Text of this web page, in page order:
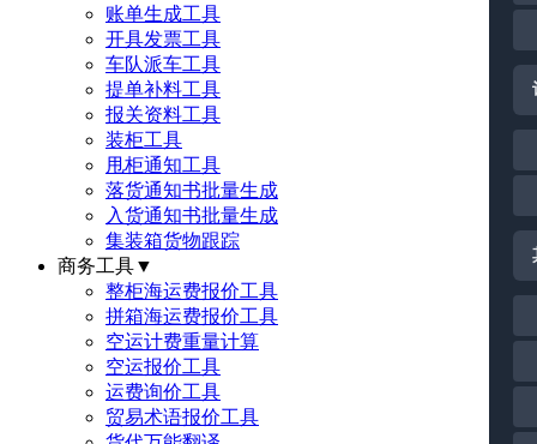
账单生成工具
开具发票工具
车队派车工具
提单补料工具
报关资料工具
装柜工具
甩柜通知工具
落货通知书批量生成
入货通知书批量生成
集装箱货物跟踪
商务工具▼
整柜海运费报价工具
拼箱海运费报价工具
空运计费重量计算
空运报价工具
运费询价工具
贸易术语报价工具